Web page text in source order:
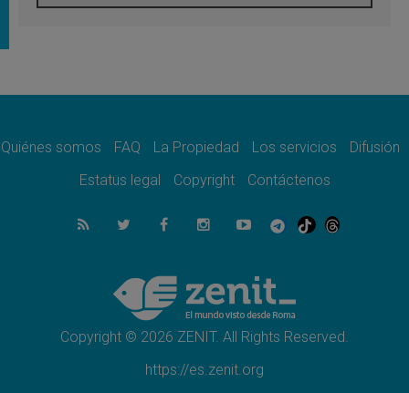
Filipinas: el Vicariato Apostólico de Calapán
07.08.2026
07.08.2026
muertos en 300 días
Tagle: La guerra desfigura el mundo, solo la
revelación de Dios lo transfigura
Presentada la Trienal de Arte de las
Universidades Católicas: «Exercises in
Empathy»
Quiénes somos FAQ La Propiedad Los servicios
Difusión
Estatus legal
Copyright Contáctenos
Copyright © 2026 ZENIT. All Rights Reserved.
https://es.zenit.org